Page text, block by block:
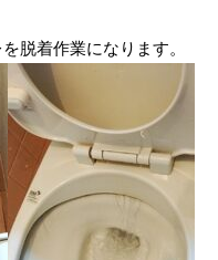
脱着作業になります。